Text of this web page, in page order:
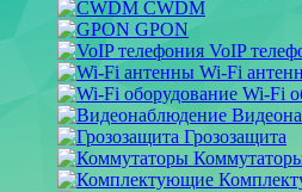
CWDM
GPON
VoIP
Wi-Fi
Wi-Fi
Грозозащита